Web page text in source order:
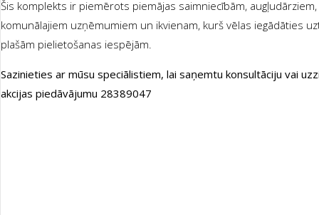
Šis komplekts ir piemērots piemājas saimniecībām,
komunālajiem uzņēmumiem un ikvienam, kurš vēlas iegādāties
plašām pielietošanas iespējām.
Sazinieties ar mūsu speciālistiem, lai saņemtu konsultāciju vai
akcijas piedāvājumu 28389047